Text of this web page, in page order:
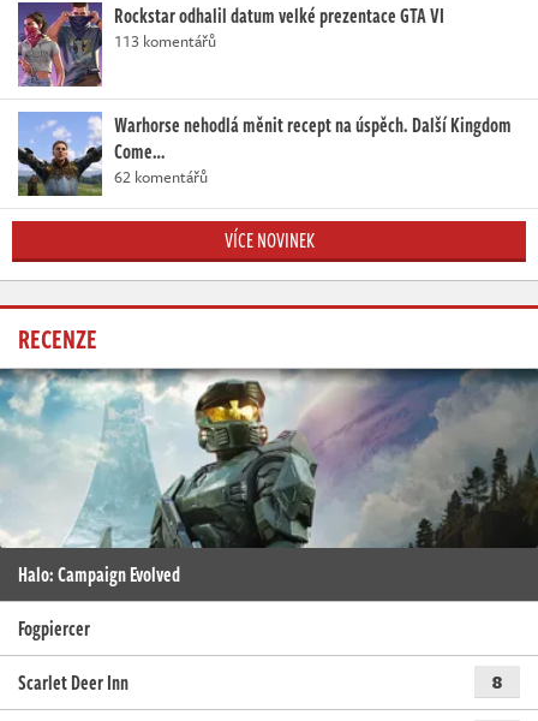
Rockstar odhalil datum velké prezentace GTA VI
113 komentářů
Warhorse nehodlá měnit recept na úspěch. Další Kingdom
Come…
62 komentářů
VÍCE NOVINEK
RECENZE
Halo: Campaign Evolved
Fogpiercer
Scarlet Deer Inn
8